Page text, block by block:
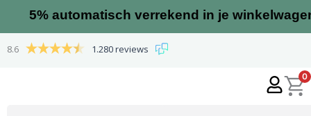
inhoud
5% automatisch verrekend in je
8.6 1.280 reviews
0